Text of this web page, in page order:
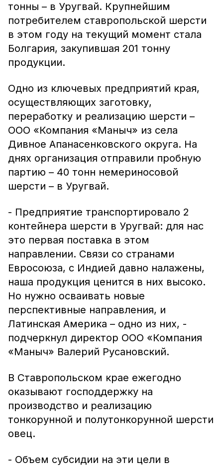
тонны – в Уругвай. Крупнейшим
потребителем ставропольской шерсти
в этом году на текущий момент стала
Болгария, закупившая 201 тонну
продукции.
Одно из ключевых предприятий края,
осуществляющих заготовку,
переработку и реализацию шерсти –
ООО «Компания «Маныч» из села
Дивное Апанасенковского округа. На
днях организация отправили пробную
партию – 40 тонн немериносовой
шерсти – в Уругвай.
- Предприятие транспортировало 2
контейнера шерсти в Уругвай: для нас
это первая поставка в этом
направлении. Связи со странами
Евросоюза, с Индией давно налажены,
наша продукция ценится в них высоко.
Но нужно осваивать новые
перспективные направления, и
Латинская Америка – одно из них, -
подчеркнул директор ООО «Компания
«Маныч» Валерий Русановский.
В Ставропольском крае ежегодно
оказывают господдержку на
производство и реализацию
тонкорунной и полутонкорунной шерсти
овец.
- Объем субсидии на эти цели в